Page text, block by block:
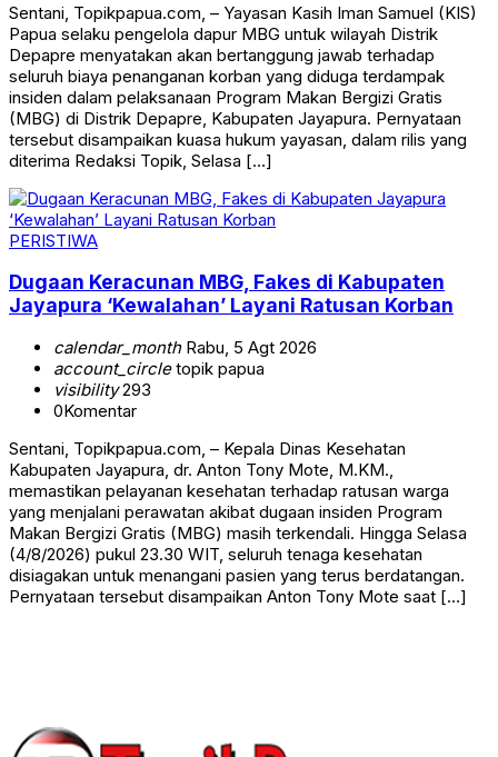
Sentani, Topikpapua.com, – Yayasan Kasih Iman Samuel (KIS)
Papua selaku pengelola dapur MBG untuk wilayah Distrik
Depapre menyatakan akan bertanggung jawab terhadap
seluruh biaya penanganan korban yang diduga terdampak
insiden dalam pelaksanaan Program Makan Bergizi Gratis
(MBG) di Distrik Depapre, Kabupaten Jayapura. Pernyataan
tersebut disampaikan kuasa hukum yayasan, dalam rilis yang
diterima Redaksi Topik, Selasa […]
PERISTIWA
Dugaan Keracunan MBG, Fakes di Kabupaten
Jayapura ‘Kewalahan’ Layani Ratusan Korban
calendar_monthRabu, 5 Agt 2026
account_circletopik papua
visibility293
0Komentar
Sentani, Topikpapua.com, – Kepala Dinas Kesehatan
Kabupaten Jayapura, dr. Anton Tony Mote, M.KM.,
memastikan pelayanan kesehatan terhadap ratusan warga
yang menjalani perawatan akibat dugaan insiden Program
Makan Bergizi Gratis (MBG) masih terkendali. Hingga Selasa
(4/8/2026) pukul 23.30 WIT, seluruh tenaga kesehatan
disiagakan untuk menangani pasien yang terus berdatangan.
Pernyataan tersebut disampaikan Anton Tony Mote saat […]